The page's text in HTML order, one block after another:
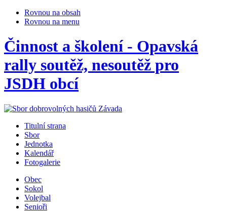
Rovnou na obsah
Rovnou na menu
Činnost a školení - Opavská
rally soutěž, nesoutěž pro
JSDH obcí
Titulní strana
Sbor
Jednotka
Kalendář
Fotogalerie
Obec
Sokol
Volejbal
Senioři